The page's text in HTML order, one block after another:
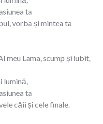
ta
vorba și mintea ta
meu Lama, scump și iubit,
lumină,
ta
căii și cele finale.